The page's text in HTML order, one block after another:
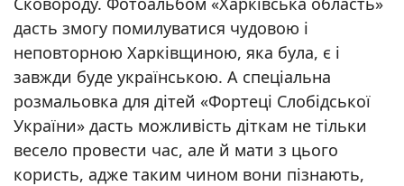
дасть змогу помилуватися чудовою і
неповторною Харківщиною, яка була, є і
завжди буде українською. А спеціальна
розмальовка для дітей «Фортеці Слобідської
України» дасть можливість діткам не тільки
весело провести час, але й мати з цього
користь, адже таким чином вони пізнають,